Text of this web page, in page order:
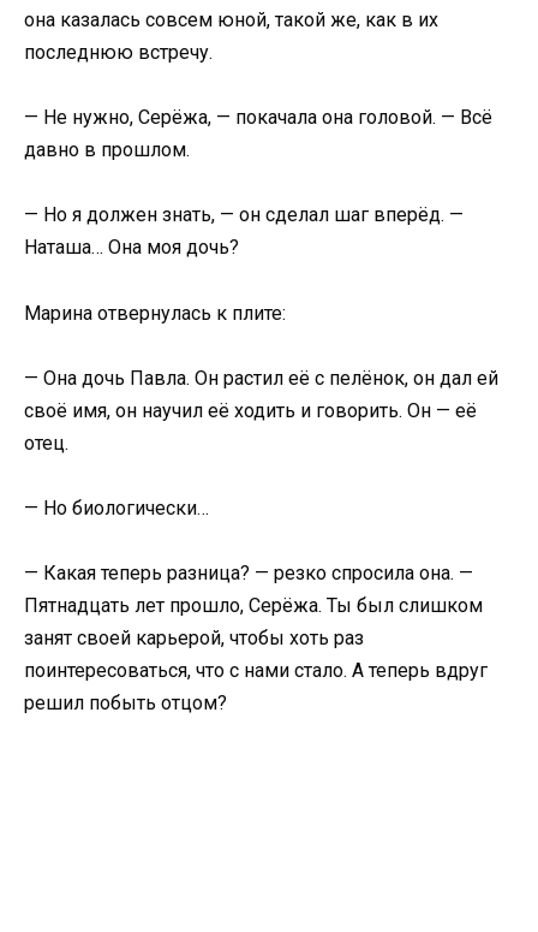
она казалась совсем юной, такой же, как в их
последнюю встречу.
— Не нужно, Серёжа, — покачала она головой. — Всё
давно в прошлом.
— Но я должен знать, — он сделал шаг вперёд. —
Наташа… Она моя дочь?
Марина отвернулась к плите:
— Она дочь Павла. Он растил её с пелёнок, он дал ей
своё имя, он научил её ходить и говорить. Он — её
отец.
— Но биологически…
— Какая теперь разница? — резко спросила она. —
Пятнадцать лет прошло, Серёжа. Ты был слишком
занят своей карьерой, чтобы хоть раз
поинтересоваться, что с нами стало. А теперь вдруг
решил побыть отцом?